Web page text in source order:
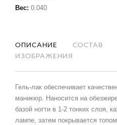
Вес: 0.040
ОПИСАНИЕ СОСТАВ
ИЗОБРАЖЕНИЯ
Гель-лак обеспечивает
маникюр. Наносится на
базой ногти в 1-2 тонких слоя,
лампе, затем покрывается